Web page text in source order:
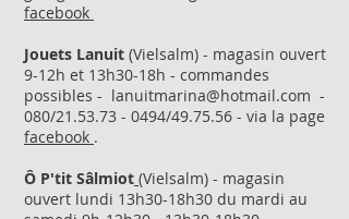
facebook
Jouets Lanuit (Vielsalm) - magasin ouvert
9-12h et 13h30-18h - commandes
possibles - lanuitmarina@hotmail.com -
080/21.53.73 - 0494/49.75.56 - via la page
facebook .
Ô P'tit Sâlmiot (Vielsalm) - magasin
ouvert lundi 13h30-18h30 du mardi au